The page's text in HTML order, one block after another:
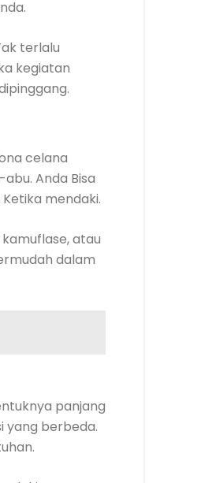
terlalu
kegiatan
celana
Anda Bisa
mendaki.
atau
dalam
panjang
yang berbeda.